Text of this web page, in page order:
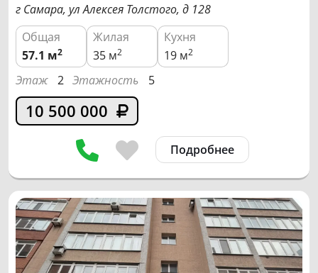
г Самара, ул Алексея Толстого, д 128
Общая
Жилая
Кухня
57.1 м2 35 м2 19 м2
Этаж 2 Этажность 5
10 500 000
Подробнее